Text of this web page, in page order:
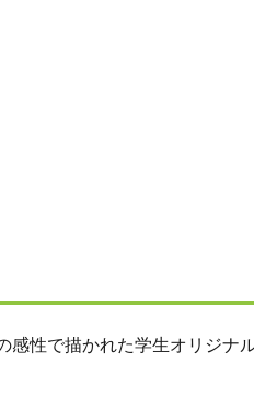
感性で描かれた学生オリジナ